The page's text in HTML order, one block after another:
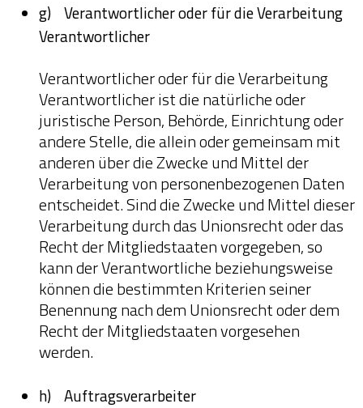
g) Verantwortlicher oder für die Verarbeitung
Verantwortlicher
Verantwortlicher oder für die Verarbeitung
Verantwortlicher ist die natürliche oder
juristische Person, Behörde, Einrichtung oder
andere Stelle, die allein oder gemeinsam mit
anderen über die Zwecke und Mittel der
Verarbeitung von personenbezogenen Daten
entscheidet. Sind die Zwecke und Mittel dieser
Verarbeitung durch das Unionsrecht oder das
Recht der Mitgliedstaaten vorgegeben, so
kann der Verantwortliche beziehungsweise
können die bestimmten Kriterien seiner
Benennung nach dem Unionsrecht oder dem
Recht der Mitgliedstaaten vorgesehen
werden.
h) Auftragsverarbeiter